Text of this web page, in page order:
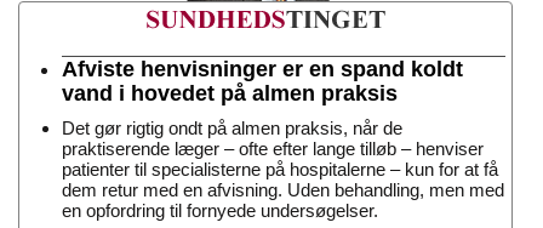
Afviste henvisninger er en spand koldt
vand i hovedet på almen praksis
Det gør rigtig ondt på almen praksis, når de
praktiserende læger – ofte efter lange tilløb – henviser
patienter til specialisterne på hospitalerne – kun for at få
dem retur med en afvisning. Uden behandling, men med
en opfordring til fornyede undersøgelser.